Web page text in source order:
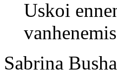
Uskoi
Sabrina